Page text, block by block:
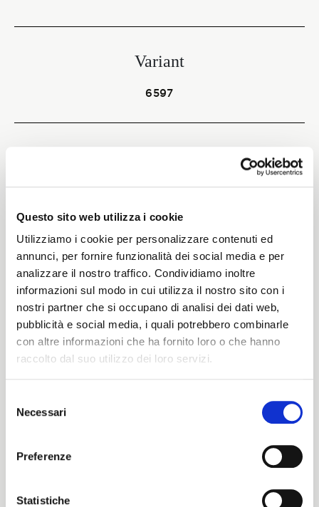
Questo sito web utilizza i cookie
Utilizziamo i cookie per personalizzare contenuti ed
annunci, per fornire funzionalità dei social media e per
analizzare il nostro traffico. Condividiamo inoltre
informazioni sul modo in cui utilizza il nostro sito con i
nostri partner che si occupano di analisi dei dati web,
pubblicità e social media, i quali potrebbero combinarle
con altre informazioni che ha fornito loro o che hanno
raccolto dal suo utilizzo dei loro servizi.
delNecessari
Preferenze
Statistiche
Variant
6597
320 G/MLIN
Height
132/136 CM
Washing instructions